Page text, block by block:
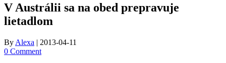
V Austrálii sa na obed prepravuje
lietadlom
By Alexa | 2013-04-11
0 Comment